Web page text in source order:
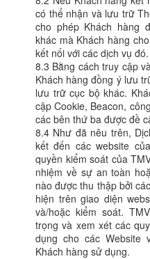
có thể nhận và lưu trữ
cho phép Khách hàng
khác mà Khách hàng
kết nối với các dịch vụ đó.
8.3 Bằng cách truy cập
Khách hàng đồng ý lưu
lưu trữ cục bộ khác.
cập Cookie, Beacon,
các bên thứ ba được đề
8.4 Như đã nêu trên,
kết đến các website
quyền kiểm soát của
nhiệm về sự an toàn
nào được thu thập bởi
hiện trên giao diện
và/hoặc kiểm soát.
trọng và xem xét các
dụng cho các
Khách hàng sử dụng.